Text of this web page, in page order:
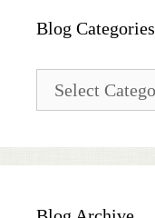
Blog Categories
Categories